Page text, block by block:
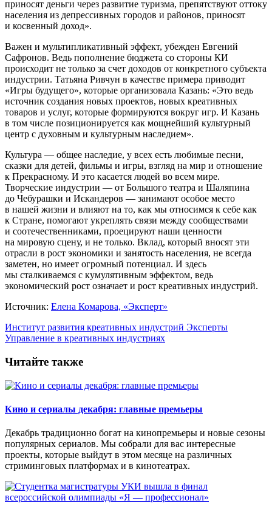
приносят деньги через развитие туризма, препятствуют оттоку
населения из депрессивных городов и районов, приносят
и косвенный доход».
Важен и мультипликативный эффект, убежден Евгений
Сафронов. Ведь пополнение бюджета со стороны КИ
происходит не только за счет доходов от конкретного субъекта
индустрии. Татьяна Ривчун в качестве примера приводит
«Игры будущего», которые организовала Казань: «Это ведь
источник создания новых проектов, новых креативных
товаров и услуг, которые формируются вокруг игр. И Казань
в том числе позиционируется как мощнейший культурный
центр с духовным и культурным наследием».
Культура — общее наследие, у всех есть любимые песни,
сказки для детей, фильмы и игры, взгляд на мир и отношение
к Прекрасному. И это касается людей во всем мире.
Творческие индустрии — от Большого театра и Шаляпина
до Чебурашки и Искандеров — занимают особое место
в нашей жизни и влияют на то, как мы относимся к себе как
к Стране, помогают укреплять связи между сообществами
и соотечественниками, проецируют наши ценности
на мировую сцену, и не только. Вклад, который вносят эти
отрасли в рост экономики и занятость населения, не всегда
заметен, но имеет огромный потенциал. И здесь
мы сталкиваемся с кумулятивным эффектом, ведь
экономический рост означает и рост креативных индустрий.
Источник: Елена Комарова, «Эксперт»
Институт развития креативных индустрий Эксперты
Управление в креативных индустриях
Читайте также
Кино и сериалы декабря: главные премьеры
Декабрь традиционно богат на кинопремьеры и новые сезоны
популярных сериалов. Мы собрали для вас интересные
проекты, которые выйдут в этом месяце на различных
стриминговых платформах и в кинотеатрах.